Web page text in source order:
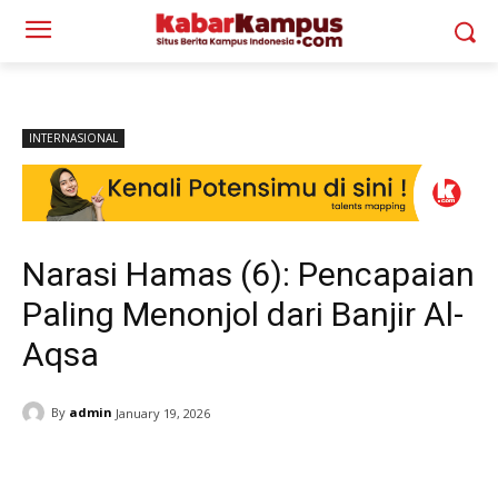
INTERNASIONAL
Narasi Hamas (6): Pencapaian
Paling Menonjol dari Banjir Al-
Aqsa
By admin January 19, 2026